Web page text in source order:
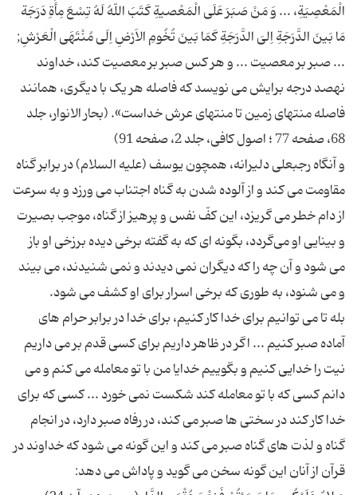
الْمَعْصِیَةِ، ... وَ مَنْ صَبَرَ عَلَى الْمَعْصیةِ کَتَبَ اللّهُ لَهُ تِسْعَ مِأَةِ دَرَجَة
مَا بَینَ الدَّرَجَةِ اِلىَ الدَّرَجَةِ کَمَا بَینَ تُخُومِ الاَرْضِ اِلَى مُنْتَهَى الْعَرْشِ;
... صبر بر معصیت ... و هر کس صبر بر معصیت کند، خداوند
نهصد درجه برایش مى نویسد که فاصله هر یک با دیگرى، همانند
فاصله منتهاى زمین تا منتهاى عرش خداست». (بحار الانوار، جلد
و آنگاه رجبعلی دلیرانه، همچون یوسف (علیه السلام) در برابر گناه
مقاومت می ‌کند و از آلوده شدن به گناه اجتناب می‌ ورزد و به سرعت
از دام خطر می گریزد، این کفّ نفس و پرهیز از گناه، موجب بصیرت
و بینایی او می‌گردد، بگونه ای که به گفته برخی دیده برزخی او باز
می ‌شود و آن چه را که دیگران نمی ‌دیدند و نمی شنیدند، می ‌بیند
بله تا می توانیم برای خدا کار کنیم، برای خدا در برابر حرام های
آماده صبر کنیم ... اگر در ظاهر داریم برای کسی قدم بر می داریم
نیت را خدایی کنیم و بگوییم خدایا من با تو معامله می کنم و می
دانم کسی که با تو معامله کند شکست نمی خورد ... کسی که برای
خدا کار کند در سختی ها صبر می کند، در رفاه صبر دارد، در انجام
گناه و لذت های گناه صبر می کند و این گونه می شود که خداوند در